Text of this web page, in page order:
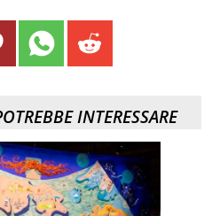
INTERESSARE